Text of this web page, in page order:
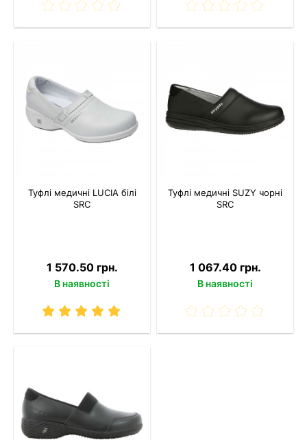
Туфлі медичні LUCIA білі
SRC
1 570.50 грн.
В наявності
Туфлі медичні SUZY чорні
SRC
1 067.40 грн.
В наявності